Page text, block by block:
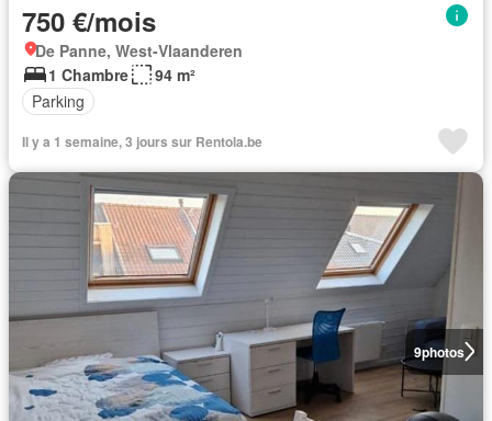
750 €/mois
De Panne, West-Vlaanderen
1 Chambre
94 m²
Parking
Il y a 1 semaine, 3 jours sur Rentola.be
9photos